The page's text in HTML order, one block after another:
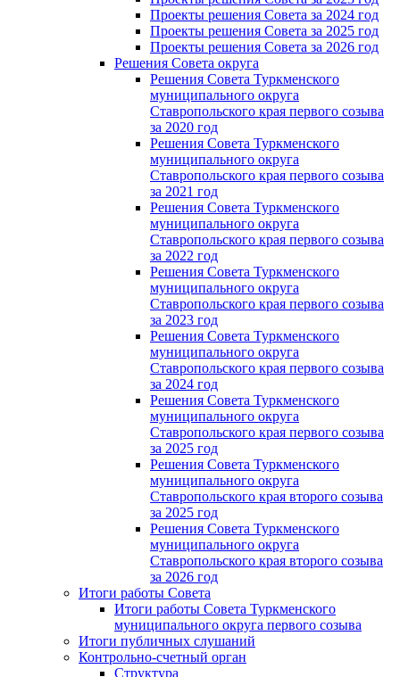
Проекты решения Совета за 2024 год
Проекты решения Совета за 2025 год
Проекты решения Совета за 2026 год
Решения Совета округа
Решения Совета Туркменского
муниципального округа
Ставропольского края первого созыва
за 2020 год
Решения Совета Туркменского
муниципального округа
Ставропольского края первого созыва
за 2021 год
Решения Совета Туркменского
муниципального округа
Ставропольского края первого созыва
за 2022 год
Решения Совета Туркменского
муниципального округа
Ставропольского края первого созыва
за 2023 год
Решения Совета Туркменского
муниципального округа
Ставропольского края первого созыва
за 2024 год
Решения Совета Туркменского
муниципального округа
Ставропольского края первого созыва
за 2025 год
Решения Совета Туркменского
муниципального округа
Ставропольского края второго созыва
за 2025 год
Решения Совета Туркменского
муниципального округа
Ставропольского края второго созыва
за 2026 год
Итоги работы Совета
Итоги работы Совета Туркменского
муниципального округа первого созыва
Итоги публичных слушаний
Контрольно-счетный орган
Структура